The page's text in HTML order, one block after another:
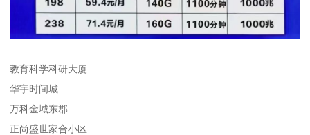
教育科学科研大厦
华宇时间城
万科金域东郡
正尚盛世家合小区